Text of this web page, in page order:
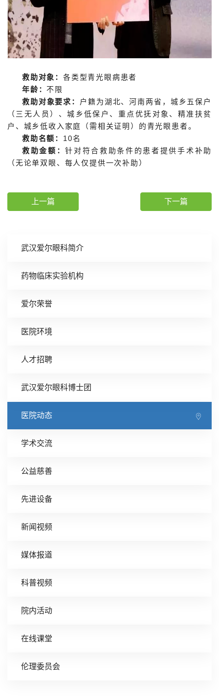
武汉爱尔眼科简介
药物临床实验机构
爱尔荣誉
医院环境
人才招聘
武汉爱尔眼科博士团
医院动态
学术交流
公益慈善
先进设备
新闻视频
媒体报道
科普视频
院内活动
在线课堂
伦理委员会
救助对象： 各类型青光眼病患者
年龄：不限
救助对象要求： 户籍为湖北、河南两省，城乡五保户
（三无人员）、城乡低保户、重点优抚对象、精准扶贫
户、城乡低收入家庭（需相关证明）的青光眼患者。
救助名额： 10名
救助金额：针对符合救助条件的患者提供手术补助
（无论单双眼、每人仅提供一次补助）
上一篇 下一篇